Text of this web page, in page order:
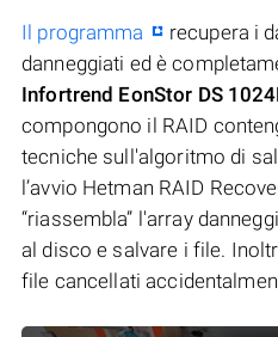
Il programma
recupera i
danneggiati ed è
Infortrend EonStor DS
compongono il RAID
tecniche sull'algoritmo di
l’avvio Hetman RAID
“riassembla” l'array
al disco e salvare i file.
file cancellati